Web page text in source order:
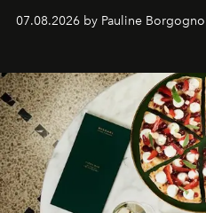
expertise se rencontrent.
07.08.2026 by Pauline Borgogno